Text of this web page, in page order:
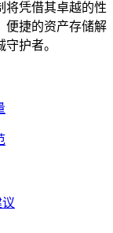
将凭借其卓越的性
便捷的资产存储解
护者。